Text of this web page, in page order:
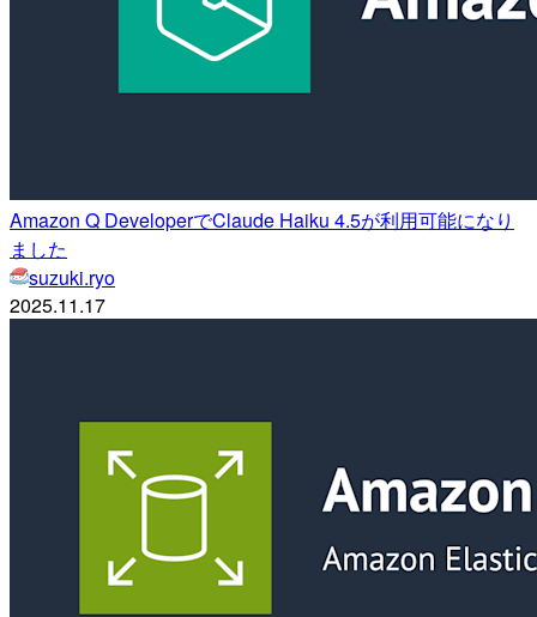
Amazon Q DeveloperでClaude Haiku 4.5が利用可能になり
ました
suzuki.ryo
2025.11.17